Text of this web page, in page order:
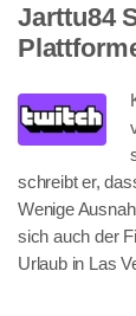
Jarttu84
schreibt er,
Wenige
sich auch der
Urlaub in Las